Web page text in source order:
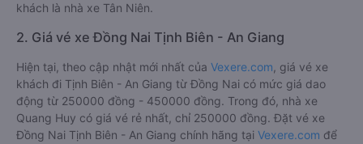
khách là nhà xe Tân Niên.
2. Giá vé xe Đồng Nai Tịnh Biên - An Giang
Hiện tại, theo cập nhật mới nhất của Vexere.com , giá vé xe
khách đi Tịnh Biên - An Giang từ Đồng Nai có mức giá dao
động từ 250000 đồng - 450000 đồng. Trong đó, nhà xe
Quang Huy có giá vé rẻ nhất, chỉ 250000 đồng. Đặt vé xe
Đồng Nai Tịnh Biên - An Giang chính hãng tại Vexere.com để